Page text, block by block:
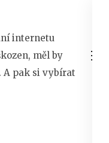
internetu
měl by
A pak si vybírat